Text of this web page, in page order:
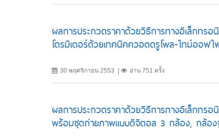
ผลการประกวดราคาด้วยวิธีการทางอิเล็กทรอ
โตรมิเตอร์ด้วยเทคนิคควอดดรูโพล-ไทม์ออฟ
30 พฤศจิกายน 2553 อ่าน 751 ครั้ง
ผลการประกวดราคาด้วยวิธีการทางอิเล็กทร
พร้อมชุดถ่ายภาพแบบดิจิตอล 3 กล้อง, กล้อ